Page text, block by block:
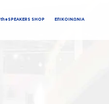
theSPEAKERS SHOP ΕΠΙΚΟΙΝΩΝΙΑ